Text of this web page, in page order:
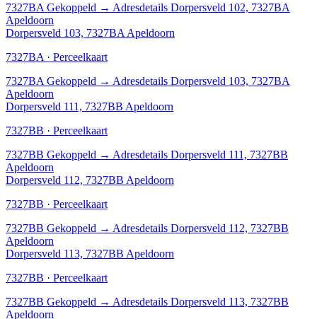
7327BA Gekoppeld → Adresdetails Dorpersveld 102, 7327BA
Apeldoorn
Dorpersveld 103, 7327BA Apeldoorn
7327BA · Perceelkaart
7327BA Gekoppeld → Adresdetails Dorpersveld 103, 7327BA
Apeldoorn
Dorpersveld 111, 7327BB Apeldoorn
7327BB · Perceelkaart
7327BB Gekoppeld → Adresdetails Dorpersveld 111, 7327BB
Apeldoorn
Dorpersveld 112, 7327BB Apeldoorn
7327BB · Perceelkaart
7327BB Gekoppeld → Adresdetails Dorpersveld 112, 7327BB
Apeldoorn
Dorpersveld 113, 7327BB Apeldoorn
7327BB · Perceelkaart
7327BB Gekoppeld → Adresdetails Dorpersveld 113, 7327BB
Apeldoorn